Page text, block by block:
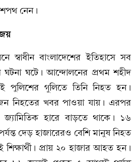
শপথ নেন।
স্বাধীন বাংলাদেশের ইতিহাসে সব
ঘটনা ঘটে। আন্দোলনের প্রথম শহীদ
গুলিতে তিনি নিহত হন।
নিহতের খবর পাওয়া যায়। এরপর
হারে বাড়তে থাকে। ১৬
দেড় হাজারেরও বেশি মানুষ নিহত
শিক্ষার্থী। প্রায় ২০ হাজার আহত হন।